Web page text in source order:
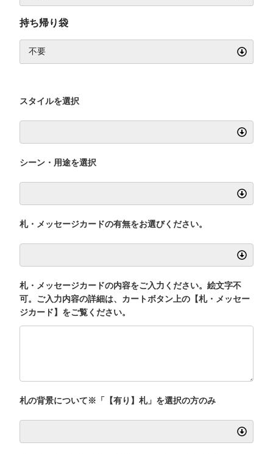
持ち帰り袋
スタイルを選択
シーン・用途を選択
札・メッセージカードの有無をお選びください。
札・メッセージカードの内容をご入力ください。絵文字不
可。ご入力内容の詳細は、カートボタン上の【札・メッセー
ジカード】をご覧ください。
札の背景について※「【有り】札」を選択の方のみ